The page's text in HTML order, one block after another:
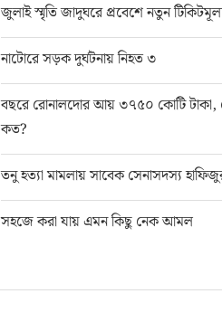
জুলাই স্মৃতি জাদুঘরে প্রবেশে নতুন টিকিটমূল্য
নাটোরে সড়ক দুর্ঘটনায় নিহত ৩
বছরে রোনালদোর আয় ৩৭৫০ কোটি টাকা,
কত?
তনু হত্যা মামলায় সাবেক সেনাসদস্য
সহজে করা যায় এমন কিছু নেক আমল